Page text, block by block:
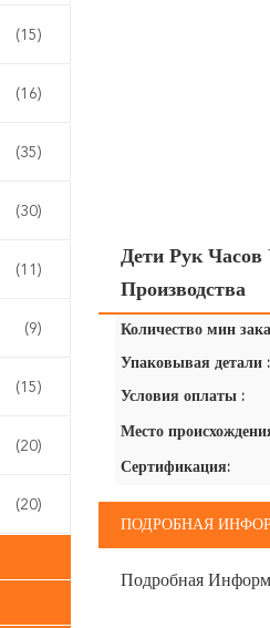
(15)
(16)
(35)
(30)
(11)
(9)
(15)
(20)
(20)
Дети Рук
Производства
Количество мин
Упаковывая детали :
Условия оплаты :
Место
Сертификация:
ПОДРОБНАЯ
Подробная